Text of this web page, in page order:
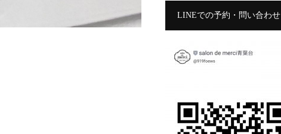
LINEでの予約・問い合わせ